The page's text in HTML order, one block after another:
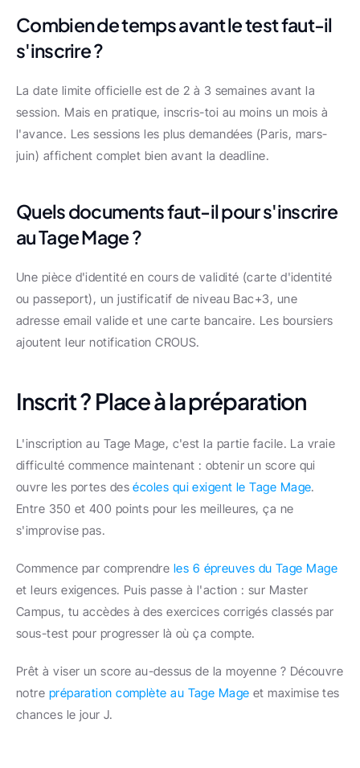
Combien de temps avant le test faut-il
s'inscrire ?
La date limite officielle est de 2 à 3 semaines avant la
session. Mais en pratique, inscris-toi au moins un mois à
l'avance. Les sessions les plus demandées (Paris, mars-
juin) affichent complet bien avant la deadline.
Quels documents faut-il pour s'inscrire
au Tage Mage ?
Une pièce d'identité en cours de validité (carte d'identité
ou passeport), un justificatif de niveau Bac+3, une
adresse email valide et une carte bancaire. Les boursiers
ajoutent leur notification CROUS.
Inscrit ? Place à la préparation
L'inscription au Tage Mage, c'est la partie facile. La vraie
difficulté commence maintenant : obtenir un score qui
ouvre les portes des écoles qui exigent le Tage Mage.
Entre 350 et 400 points pour les meilleures, ça ne
s'improvise pas.
Commence par comprendre les 6 épreuves du Tage Mage
et leurs exigences. Puis passe à l'action : sur Master
Campus, tu accèdes à des exercices corrigés classés par
sous-test pour progresser là où ça compte.
Prêt à viser un score au-dessus de la moyenne ? Découvre
notre préparation complète au Tage Mage et maximise tes
chances le jour J.